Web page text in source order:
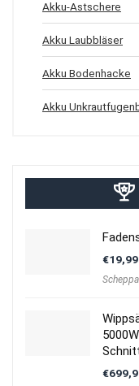
Akku-Astschere
Akku Laubbläser
Akku Bodenhacke
Akku
€19,99
€